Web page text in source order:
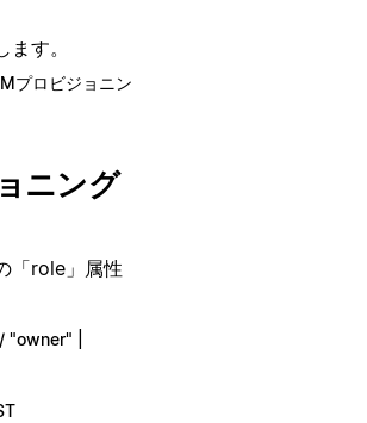
ます。
プロビジョニン
ニング
「role」属性
|